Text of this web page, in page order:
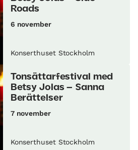
Roads
6 november
Konserthuset Stockholm
Tonsättarfestival med
Betsy Jolas – Sanna
Berättelser
7 november
Konserthuset Stockholm